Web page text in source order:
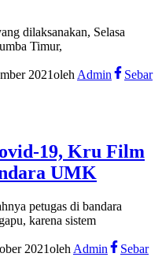
dilaksanakan, Selasa
Timur,
2021oleh Admin
Sebar
19, Kru Film
UMK
petugas di bandara
karena sistem
2021oleh Admin
Sebar